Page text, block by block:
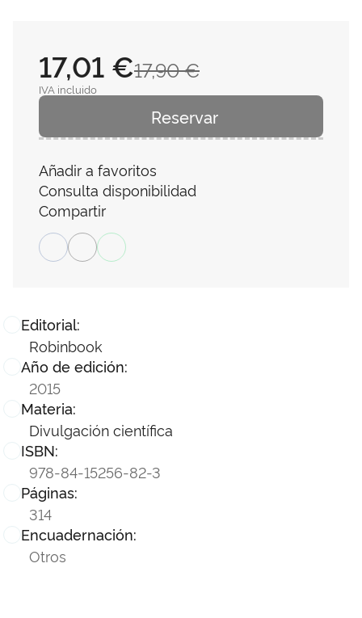
Editorial:
Robinbook
Año de edición:
2015
Materia:
Divulgación científica
ISBN:
978-84-15256-82-3
Páginas:
314
Encuadernación:
Otros
17,90 €
17,01 €
IVA incluido
Reservar
Añadir a favoritos
Consulta disponibilidad
Compartir